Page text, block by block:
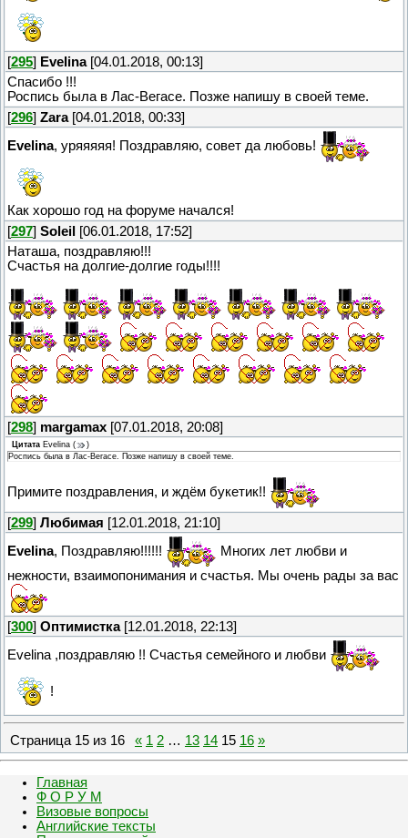
[295] Evelina[04.01.2018, 00:13]
Спасибо !!!
Роспись была в Лас-Вегасе. Позже напишу в своей теме.
[296] Zara[04.01.2018, 00:33]
Evelina, уряяяяя! Поздравляю, совет да любовь!
Как хорошо год на форуме начался!
[297] Soleil
[06.01.2018, 17:52]
Наташа, поздравляю!!!
Счастья на долгие-долгие годы!!!!
[298] margamax [07.01.2018, 20:08]
Цитата Evelina (
)
Роспись была в Лас-Вегасе. Позже напишу в своей теме.
Примите поздравления, и ждём букетик!!
[299] Любимая [12.01.2018, 21:10]
Evelina, Поздравляю!!!!!!
Многих лет любви и
нежности, взаимопонимания и счастья. Мы очень рады за вас
[300] Оптимистка[12.01.2018, 22:13]
Evelina ,поздравляю !! Счастья семейного и любви
!
Страница 15 из 16 « 1 2 … 13 14 15 16 »
Главная
Ф О Р У М
Визовые вопросы
Английские тексты